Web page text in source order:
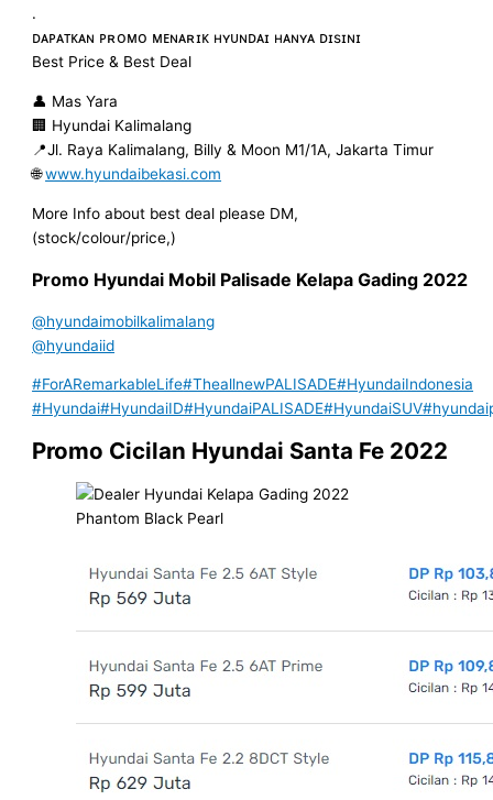
.
ᴅᴀᴘᴀᴛᴋᴀɴ ᴘʀᴏᴍᴏ ᴍᴇɴᴀʀɪᴋ ʜʏᴜɴᴅᴀɪ ʜᴀɴʏᴀ ᴅɪsɪɴɪ
Best Price & Best Deal
👤 Mas Yara
🏢 Hyundai Kalimalang
📍Jl. Raya Kalimalang, Billy & Moon M1/1A, Jakarta Timur
🌐www.hyundaibekasi.com
More Info about best deal please DM,
(stock/colour/price,)
Promo Hyundai Mobil Palisade Kelapa Gading 2022
@hyundaimobilkalimalang
@hyundaiid
#ForARemarkableLife#TheallnewPALISADE#HyundaiIndonesia
#Hyundai#HyundaiID#HyundaiPALISADE#HyundaiSUV
Promo Cicilan Hyundai Santa Fe 2022
Phantom Black Pearl